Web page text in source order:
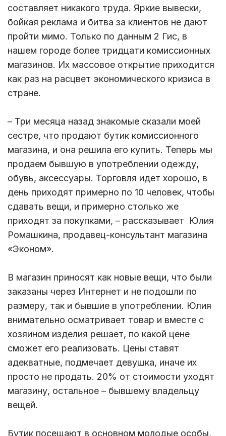
составляет никакого труда. Яркие вывески,
бойкая реклама и битва за клиентов не дают
пройти мимо. Только по данным 2 Гис, в
нашем городе более тридцати комиссионных
магазинов. Их массовое открытие приходится
как раз на расцвет экономического кризиса в
стране.
– Три месяца назад знакомые сказали моей
сестре, что продают бутик комиссионного
магазина, и она решила его купить. Теперь мы
продаем бывшую в употреблении одежду,
обувь, аксессуары. Торговля идет хорошо, в
день приходят примерно по 10 человек, чтобы
сдавать вещи, и примерно столько же
приходят за покупками, – рассказывает Юлия
Ромашкина, продавец-консультант магазина
«Эконом».
В магазин приносят как новые вещи, что были
заказаны через Интернет и не подошли по
размеру, так и бывшие в употреблении. Юлия
внимательно осматривает товар и вместе с
хозяином изделия решает, по какой цене
сможет его реализовать. Цены ставят
адекватные, подмечает девушка, иначе их
просто не продать. 20% от стоимости уходят
магазину, остальное – бывшему владельцу
вещей.
Бутик посещают в основном молодые особы,